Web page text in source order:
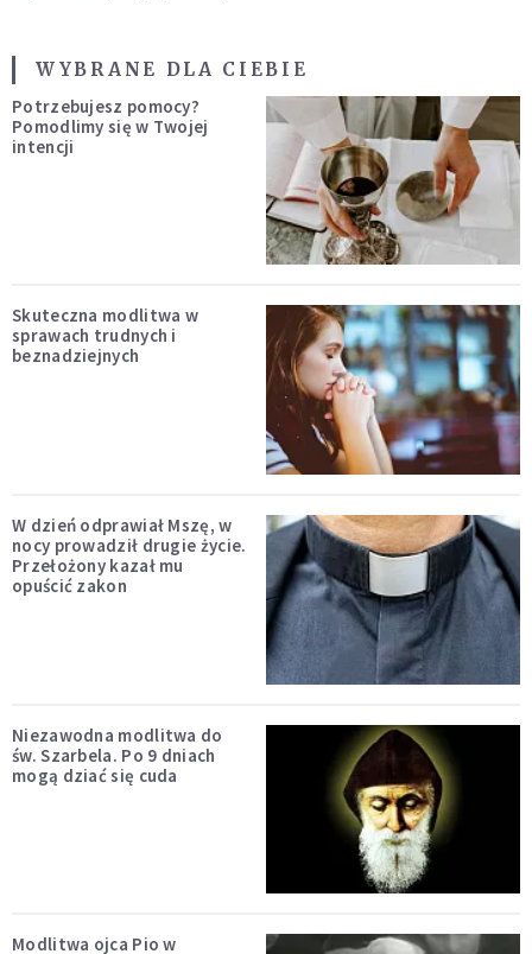
WYBRANE DLA CIEBIE
Potrzebujesz pomocy?
Pomodlimy się w Twojej
intencji
Skuteczna modlitwa w
sprawach trudnych i
beznadziejnych
W dzień odprawiał Mszę, w
nocy prowadził drugie życie.
Przełożony kazał mu
opuścić zakon
Niezawodna modlitwa do
św. Szarbela. Po 9 dniach
mogą dziać się cuda
Modlitwa ojca Pio w